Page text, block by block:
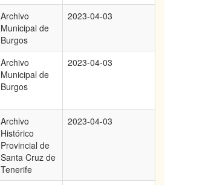
Archivo
Municipal de
Burgos
2023-04-03
Archivo
Municipal de
Burgos
2023-04-03
Archivo
Histórico
Provincial de
Santa Cruz de
Tenerife
2023-04-03